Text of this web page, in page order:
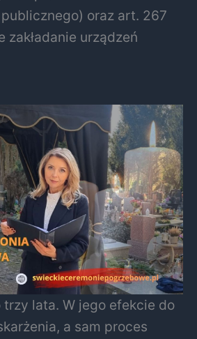
oraz art. 267
zakładanie urządzeń
trzy lata. W jego efekcie do
a sam proces